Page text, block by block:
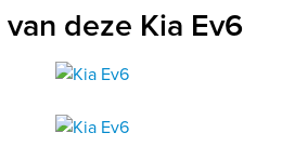
deze Kia Ev6